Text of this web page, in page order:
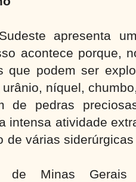
apresenta
acontece porque,
que podem ser
níquel,
de pedras
intensa atividade
de várias
Minas Gerais